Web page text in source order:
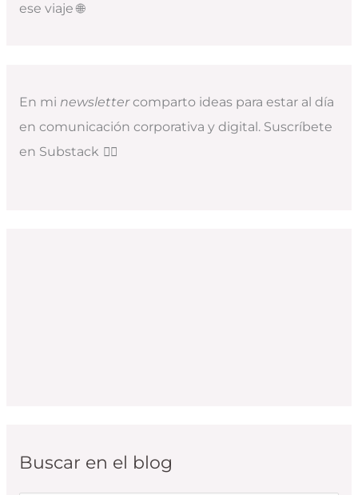
ese viaje 🌐
En mi newslettercomparto ideas para estar al día
en comunicación corporativa y digital. Suscríbete
en Substack 👇🏻
Buscar en el blog